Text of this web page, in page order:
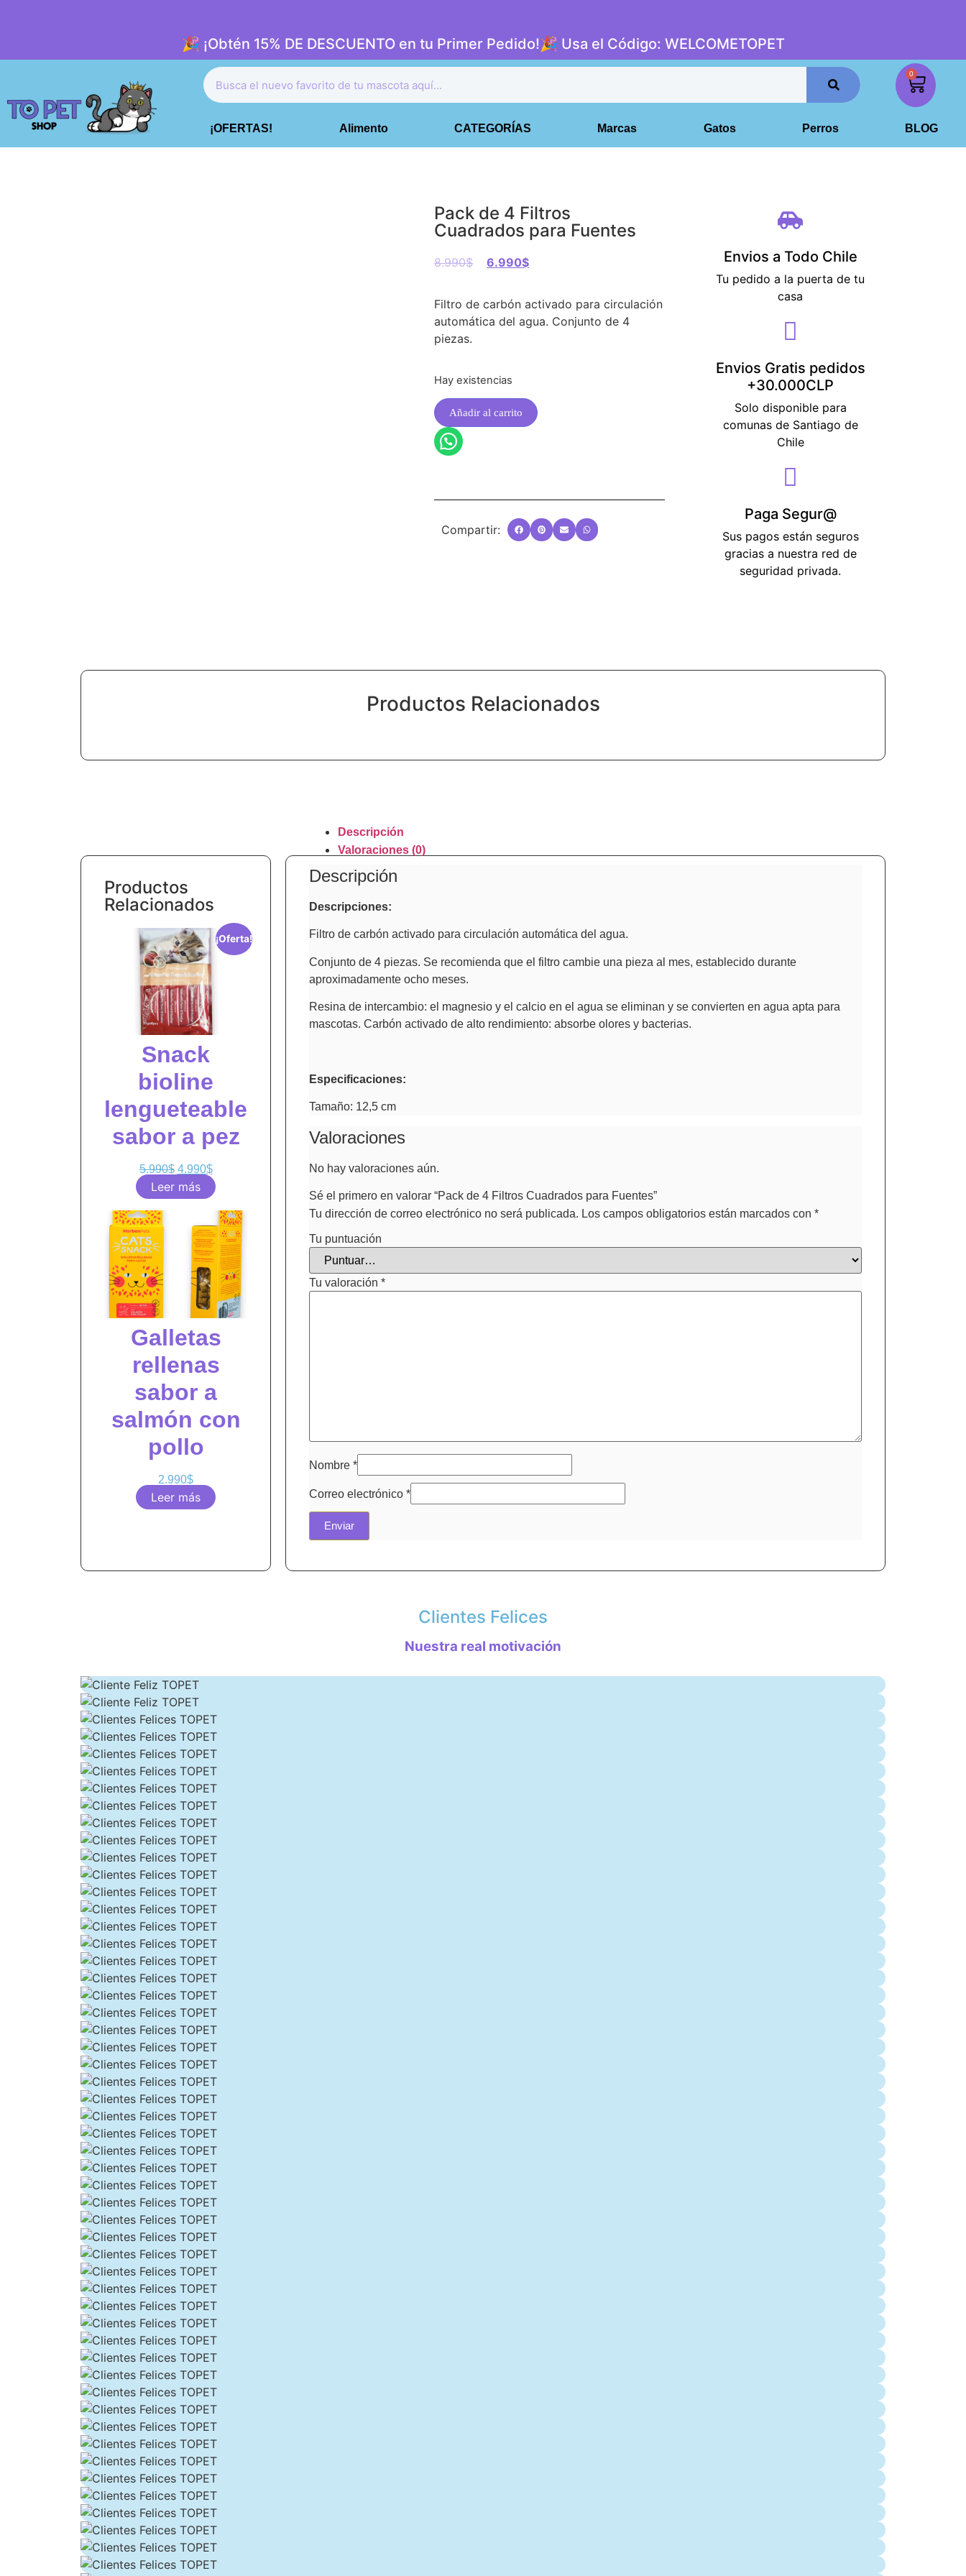
🎉 ¡Obtén 15% DE DESCUENTO en tu Primer Pedido!🎉 Usa el Código: WELCOMETOPET
0
¡OFERTAS! Alimento CATEGORÍAS Marcas Gatos Perros BLOG
Pack de 4 Filtros
Cuadrados para Fuentes
8.990$ 6.990$
Filtro de carbón activado para circulación
automática del agua. Conjunto de 4
piezas.
Hay existencias
Añadir al carrito
Compartir:
Envios a Todo Chile
Tu pedido a la puerta de tu
casa
Envios Gratis pedidos
+30.000CLP
Solo disponible para
comunas de Santiago de
Chile
Paga Segur@
Sus pagos están seguros
gracias a nuestra red de
seguridad privada.
Productos Relacionados
Productos
Relacionados
¡Oferta!
Snack
bioline
lengueteable
sabor a pez
5.990$ 4.990$
Leer más
Galletas
rellenas
sabor a
salmón con
pollo
2.990$
Leer más
Descripción
Valoraciones (0)
Descripción
Descripciones:
Filtro de carbón activado para circulación automática del agua.
Conjunto de 4 piezas. Se recomienda que el filtro cambie una pieza al mes, establecido durante
aproximadamente ocho meses.
Resina de intercambio: el magnesio y el calcio en el agua se eliminan y se convierten en agua apta para
mascotas. Carbón activado de alto rendimiento: absorbe olores y bacterias.
Especificaciones:
Tamaño: 12,5 cm
Valoraciones
No hay valoraciones aún.
Sé el primero en valorar “Pack de 4 Filtros Cuadrados para Fuentes”
Tu dirección de correo electrónico no será publicada. Los campos obligatorios están marcados con *
Tu puntuación
Tu valoración *
Nombre *
Correo electrónico *
Clientes Felices
Nuestra real motivación